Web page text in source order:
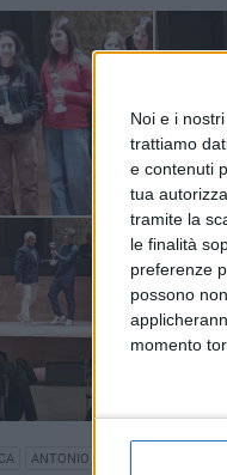
Noi e i
trattiamo
e contenuti
tua
tramite la
le finalità
preferenze
possono
momento
ANTONIO LOPETUSO